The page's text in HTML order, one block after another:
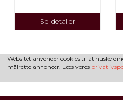
Se detaljer
Websitet anvender cookies til at huske
målrette annoncer. Læs vores